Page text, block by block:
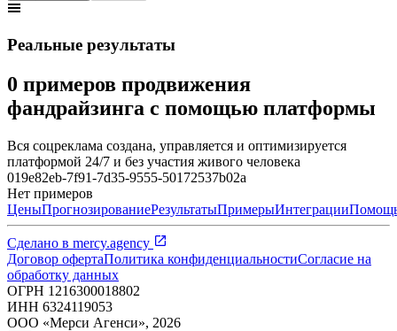
Реальные результаты
0 примеров продвижения
фандрайзинга с помощью платформы
Вся соцреклама создана, управляется и оптимизируется
платформой 24/7 и без участия живого человека
019e82eb-7f91-7d35-9555-50172537b02a
Нет примеров
ЦеныПрогнозированиеРезультатыПримерыИнтеграции
Сделано в mercy.agency
Договор офертаПолитика конфиденциальностиСогласие на
обработку данных
ОГРН 1216300018802
ИНН 6324119053
ООО «Мерси Агенси», 2026